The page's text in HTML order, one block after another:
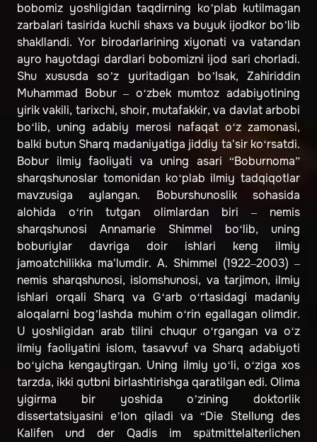
bobomiz yoshligidan taqdirning ko’plab kutilmagan
zarbalari tasirida kuchli shaxs va buyuk ijodkor bo’lib
shakllandi. Yor birodarlarining xiyonati va vatandan
ayro hayotdagi dardlari bobomizni ijod sari chorladi.
Shu xususda so’z yuritadigan bo’lsak, Zahiriddin
Muhammad Bobur – o‘zbek mumtoz adabiyotining
yirik vakili, tarixchi, shoir, mutafakkir, va davlat arbobi
bo‘lib, uning adabiy merosi nafaqat o‘z zamonasi,
balki butun Sharq madaniyatiga jiddiy ta'sir ko‘rsatdi.
Bobur ilmiy faoliyati va uning asari “Boburnoma”
sharqshunoslar tomonidan ko‘plab ilmiy tadqiqotlar
mavzusiga aylangan. Boburshunoslik sohasida
alohida o‘rin tutgan olimlardan biri – nemis
sharqshunosi Annamarie Shimmel bo‘lib, uning
boburiylar davriga doir ishlari keng ilmiy
jamoatchilikka ma'lumdir. A. Shimmel (1922–2003) –
nemis sharqshunosi, islomshunosi, va tarjimon, ilmiy
ishlari orqali Sharq va G‘arb o‘rtasidagi madaniy
aloqalarni bog’lashda muhim o‘rin egallagan olimdir.
U yoshligidan arab tilini chuqur o‘rgangan va o‘z
ilmiy faoliyatini islom, tasavvuf va Sharq adabiyoti
bo‘yicha kengaytirgan. Uning ilmiy yo‘li, o‘ziga xos
tarzda, ikki qutbni birlashtirishga qaratilgan edi. Olima
yigirma bir yoshida o’zining doktorlik
dissertatsiyasini e’lon qiladi va “Die Stellung des
Kalifen und der Qadis im spätmittelalterlichen